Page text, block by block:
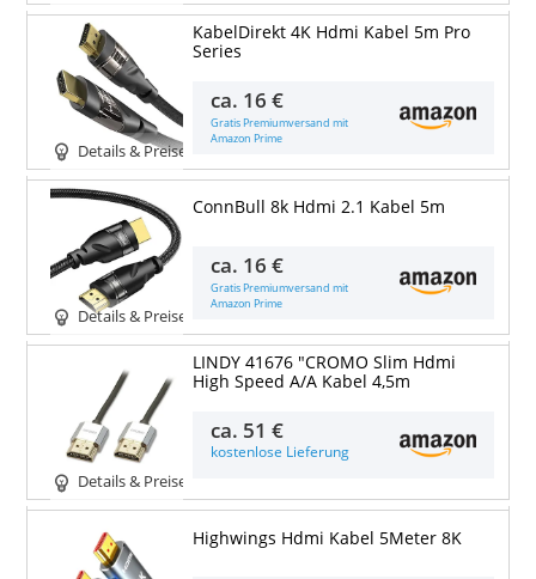
Details & Preise
KabelDirekt 4K Hdmi Kabel 5m Pro
Series
ca. 16 €
Gratis Premiumversand mit
Amazon Prime
Details & Preise
ConnBull 8k Hdmi 2.1 Kabel 5m
ca. 16 €
Gratis Premiumversand mit
Amazon Prime
Details & Preise
LINDY 41676 "CROMO Slim Hdmi
High Speed A/A Kabel 4,5m
ca. 51 €
kostenlose Lieferung
Highwings Hdmi Kabel 5Meter 8K